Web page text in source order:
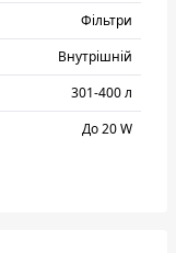
Фільтри
Внутрішній
301-400 л
До 20 W